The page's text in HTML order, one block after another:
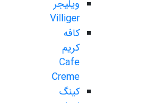
ویلیجر
Villiger
کافه
کریم
Cafe
Creme
کینگ